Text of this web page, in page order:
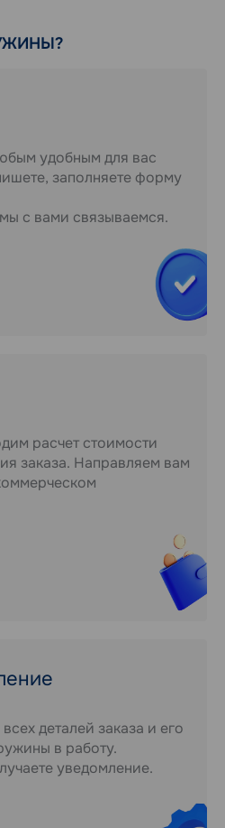
удобным для вас
заполняете форму
с вами связываемся.
расчет стоимости
заказа. Направляем вам
деталей заказа и его
в работу.
уведомление.